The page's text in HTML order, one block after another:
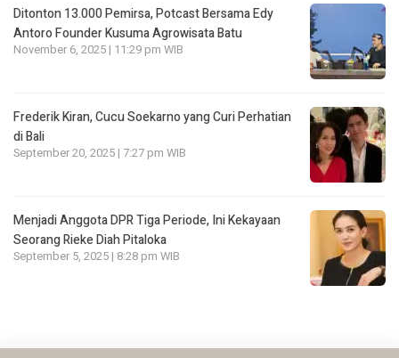
Ditonton 13.000 Pemirsa, Potcast Bersama Edy
Antoro Founder Kusuma Agrowisata Batu
November 6, 2025 | 11:29 pm WIB
Frederik Kiran, Cucu Soekarno yang Curi Perhatian
di Bali
September 20, 2025 | 7:27 pm WIB
Menjadi Anggota DPR Tiga Periode, Ini Kekayaan
Seorang Rieke Diah Pitaloka
September 5, 2025 | 8:28 pm WIB